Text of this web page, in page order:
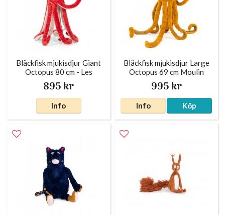
Bläckfisk mjukisdjur Giant
Octopus 80 cm - Les
Aventures de Paulie
Moulin Roty
895 kr
Info
Bläckfisk mjukisdjur Large
Octopus 69 cm Moulin
Roty
995 kr
Info Köp